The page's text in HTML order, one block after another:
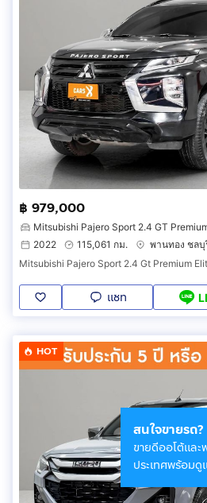
฿ 979,000
Mitsubishi Pajero Sport 2.4 GT
2022
115,061 กม.
พานทอง ชลบุ
แชท
HOT
สนใจขายรถ?
ขายดีออโต้และ
ประเทศพร้อม